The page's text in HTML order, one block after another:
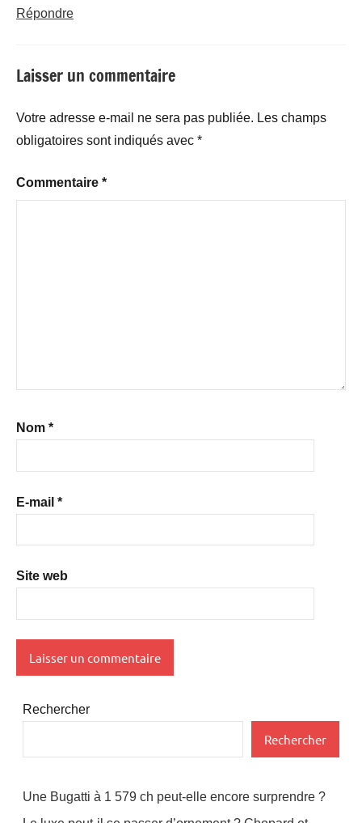
Répondre
Laisser un commentaire
Votre adresse e-mail ne sera pas publiée. Les champs
obligatoires sont indiqués avec *
Commentaire *
Nom *
E-mail *
Site web
Rechercher
Rechercher
Une Bugatti à 1 579 ch peut-elle encore surprendre ?